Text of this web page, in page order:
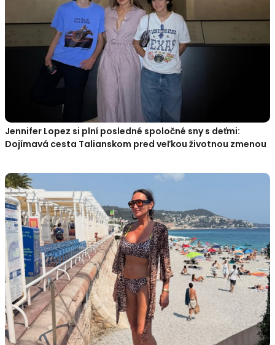
Jennifer Lopez si plní posledné spoločné sny s deťmi:
Dojímavá cesta Talianskom pred veľkou životnou zmenou